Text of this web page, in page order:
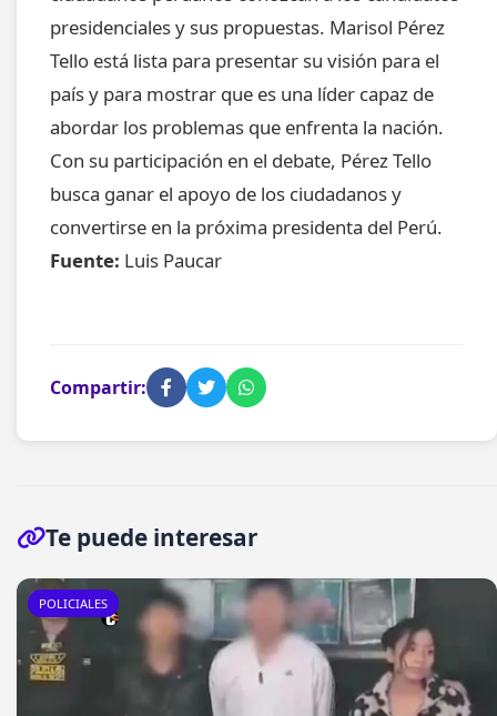
presidenciales y sus propuestas. Marisol Pérez
Tello está lista para presentar su visión para el
país y para mostrar que es una líder capaz de
abordar los problemas que enfrenta la nación.
Con su participación en el debate, Pérez Tello
busca ganar el apoyo de los ciudadanos y
convertirse en la próxima presidenta del Perú.
Fuente: Luis Paucar
Compartir:
Te puede interesar
POLICIALES